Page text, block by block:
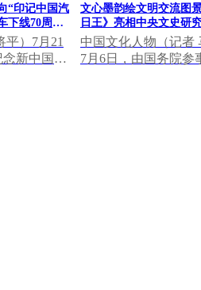
“印记中国汽
下线70周年
辞
平）7月21
新中国第
文心墨韵绘文明交流图
日王》亮相中央文史研
果展
中国文化人物（记者
7月6日，由国务院参